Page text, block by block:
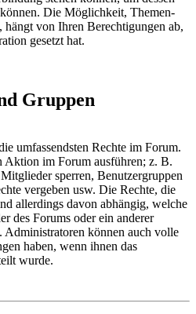
Die Möglichkeit, Themen-
hängt von Ihren Berechtigungen ab,
gesetzt hat.
Gruppen
umfassendsten Rechte im Forum.
Aktion im Forum ausführen; z. B.
sperren, Benutzergruppen
vergeben usw. Die Rechte, die
allerdings davon abhängig, welche
des Forums oder ein anderer
Administratoren können auch volle
haben, wenn ihnen das
wurde.